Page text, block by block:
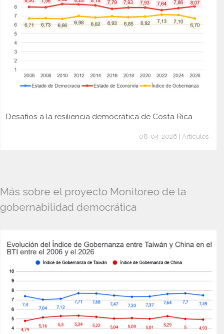
Desafíos a la resiliencia democrática de Costa Rica
08-04-2026 | Artículos
Más sobre el proyecto Monitoreo de la
gobernabilidad democrática